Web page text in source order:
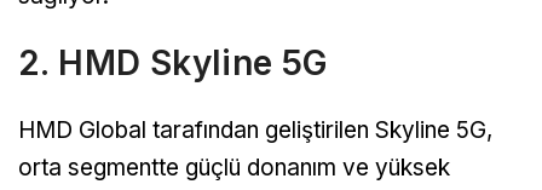
2. HMD Skyline 5G
HMD Global tarafından geliştirilen Skyline 5G,
orta segmentte güçlü donanım ve yüksek